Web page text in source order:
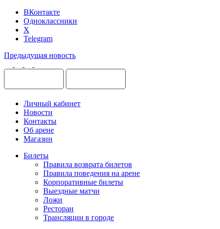
ВКонтакте
Одноклассники
X
Telegram
Предыдущая новость
Личный кабинет
Новости
Контакты
Об арене
Магазин
Билеты
Правила возврата билетов
Правила поведения на арене
Корпоративные билеты
Выездные матчи
Ложи
Ресторан
Трансляции в городе